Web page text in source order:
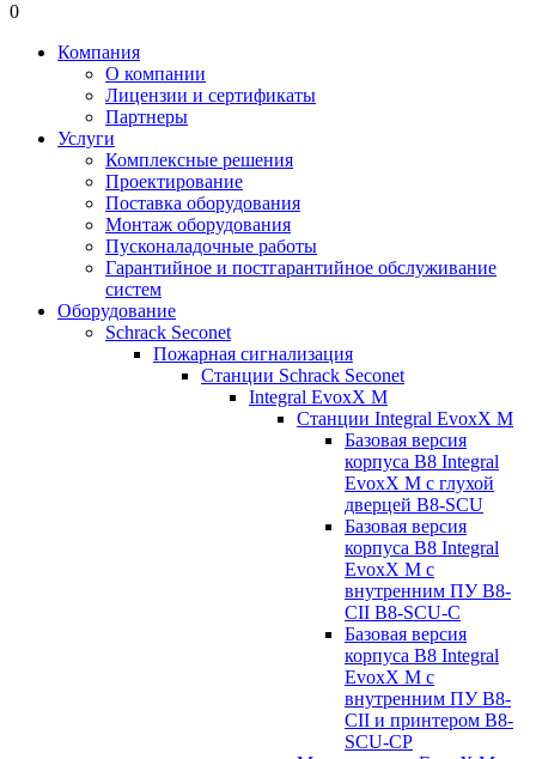
0
Компания
О компании
Лицензии и сертификаты
Партнеры
Услуги
Комплексные решения
Проектирование
Поставка оборудования
Монтаж оборудования
Пусконаладочные работы
Гарантийное и постгарантийное обслуживание
систем
Оборудование
Schrack Seconet
Пожарная сигнализация
Станции Schrack Seconet
Integral EvoxX M
Станции Integral EvoxX M
Базовая версия
корпуса B8 Integral
EvoxX M с глухой
дверцей B8-SCU
Базовая версия
корпуса B8 Integral
EvoxX M с
внутренним ПУ B8-
CII B8-SCU-C
Базовая версия
корпуса B8 Integral
EvoxX M с
внутренним ПУ B8-
CII и принтером B8-
SCU-CP